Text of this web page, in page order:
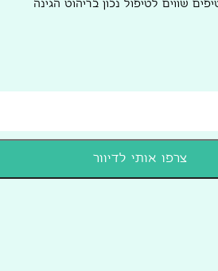
שווים לטיפול נכון בריהוט הגינה